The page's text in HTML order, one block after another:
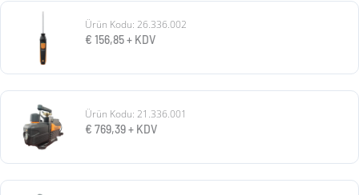
Ürün Kodu: 26.336.002
€ 156,85+ KDV
Ürün Kodu: 21.336.001
€ 769,39+ KDV